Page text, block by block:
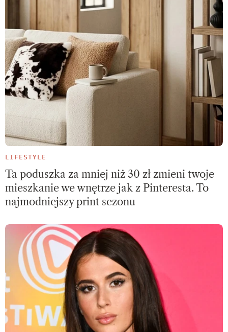
LIFESTYLE
Ta poduszka za mniej niż 30 zł zmieni twoje
mieszkanie we wnętrze jak z Pinteresta. To
najmodniejszy print sezonu